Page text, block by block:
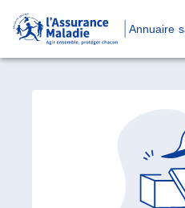
Annuaire